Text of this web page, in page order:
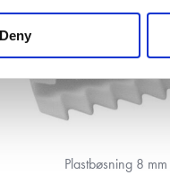
Deny
Plastbøsning 8